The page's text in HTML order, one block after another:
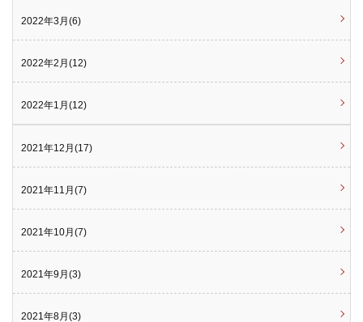
2022年3月(6)
2022年2月(12)
2022年1月(12)
2021年12月(17)
2021年11月(7)
2021年10月(7)
2021年9月(3)
2021年8月(3)